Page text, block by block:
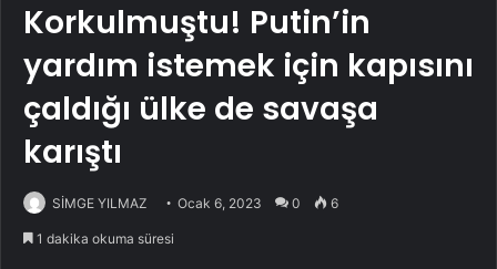
Korkulmuştu! Putin’in
yardım istemek için kapısını
çaldığı ülke de savaşa
karıştı
SİMGE YILMAZ Ocak 6, 2023 0 6
1 dakika okuma süresi